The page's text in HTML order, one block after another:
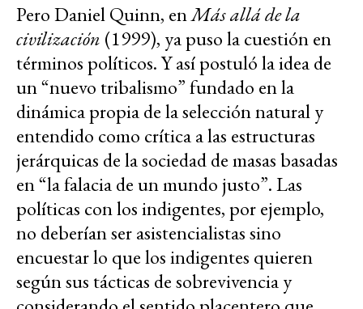
Pero Daniel Quinn, enMás allá de la
civilización (1999), ya puso la cuestión en
términos políticos. Y así postuló la idea de
un “nuevo tribalismo” fundado en la
dinámica propia de la selección natural y
entendido como crítica a las estructuras
jerárquicas de la sociedad de masas basadas
en “la falacia de un mundo justo”. Las
políticas con los indigentes, por ejemplo,
no deberían ser asistencialistas sino
encuestar lo que los indigentes quieren
según sus tácticas de sobrevivencia y